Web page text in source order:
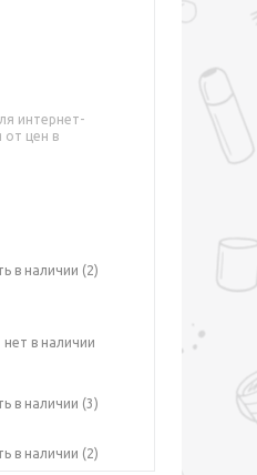
интернет-
от цен в
в наличии (2)
Нет в наличии
в наличии (3)
в наличии (2)